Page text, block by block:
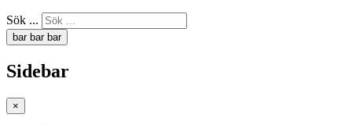
Sök ...
bar bar bar
Sidebar
×